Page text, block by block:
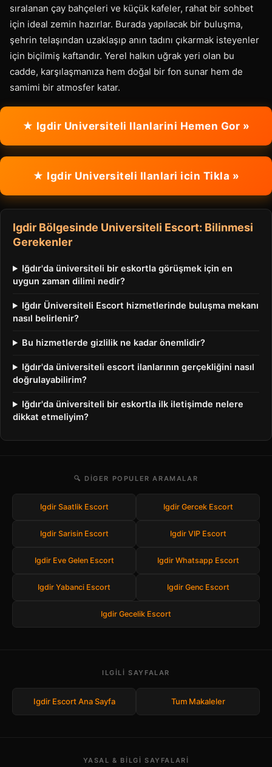
sıralanan çay bahçeleri ve küçük kafeler, rahat bir sohbet
için ideal zemin hazırlar. Burada yapılacak bir buluşma,
şehrin telaşından uzaklaşıp anın tadını çıkarmak isteyenler
için biçilmiş kaftandır. Yerel halkın uğrak yeri olan bu
cadde, karşılaşmanıza hem doğal bir fon sunar hem de
samimi bir atmosfer katar.
★ Igdir Universiteli Ilanlarini Hemen Gor »
★ Igdir Universiteli Ilanlari icin Tikla »
Igdir Bölgesinde Universiteli Escort: Bilinmesi
Gerekenler
Iğdır'da üniversiteli bir eskortla görüşmek için en
uygun zaman dilimi nedir?
Iğdır Üniversiteli Escort hizmetlerinde buluşma mekanı
nasıl belirlenir?
Bu hizmetlerde gizlilik ne kadar önemlidir?
Iğdır'da üniversiteli escort ilanlarının gerçekliğini nasıl
doğrulayabilirim?
Iğdır'da üniversiteli bir eskortla ilk iletişimde nelere
dikkat etmeliyim?
🔍 DIGER POPULER ARAMALAR
Igdir Saatlik Escort Igdir Gercek Escort
Igdir Sarisin Escort Igdir VIP Escort
Igdir Eve Gelen Escort Igdir Whatsapp Escort
Igdir Yabanci Escort Igdir Genc Escort
Igdir Gecelik Escort
ILGILI SAYFALAR
Igdir Escort Ana Sayfa Tum Makaleler
YASAL & BILGI SAYFALARI